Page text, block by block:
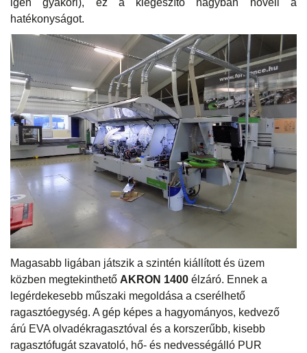
hatékonyságot.
Magasabb ligában játszik a szintén kiállított és üzem
közben megtekinthető AKRON 1400 élzáró. Ennek a
legérdekesebb műszaki megoldása a cserélhető
ragasztóegység. A gép képes a hagyományos, kedvező
árú EVA olvadékragasztóval és a korszerűbb, kisebb
ragasztófugát szavatoló, hő- és nedvességálló PUR